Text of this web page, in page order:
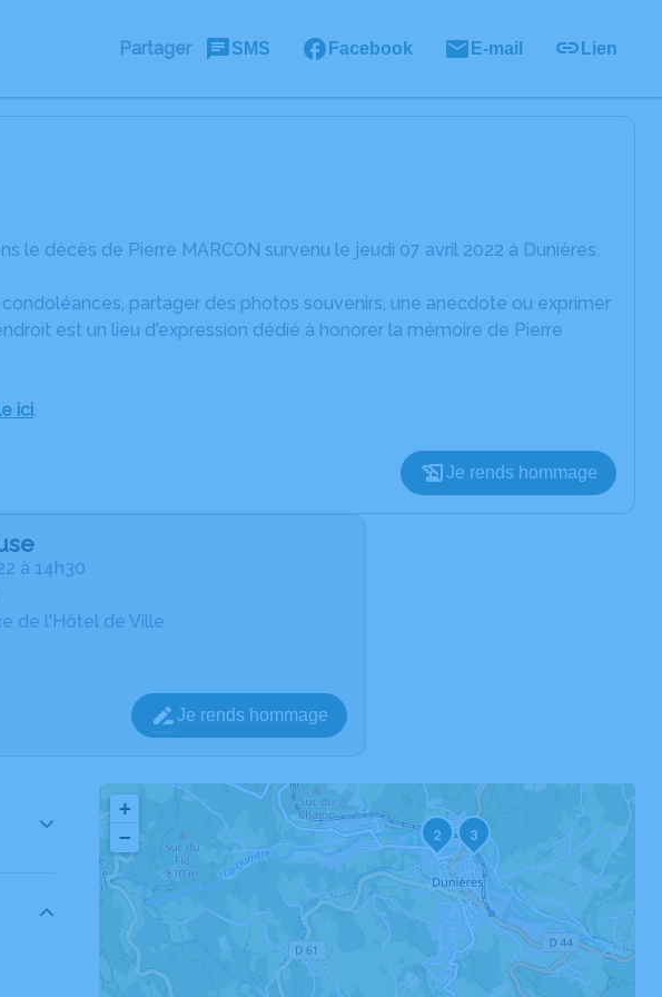
Partager SMS Facebook E-mail Lien
le décès de Pierre MARCON survenu le jeudi 07 avril 2022 à Dunières.
partager des photos souvenirs, une anecdote ou exprimer
est un lieu d'expression dédié à honorer la mémoire de Pierre
ici.
Je rends hommage
à 14h30
de l'Hôtel de Ville
Je rends hommage
2 3
+
−